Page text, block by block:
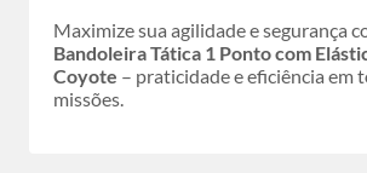
Maximize sua agilidade e segurança
Bandoleira Tática 1 Ponto com
Coyote – praticidade e eficiência em
missões.